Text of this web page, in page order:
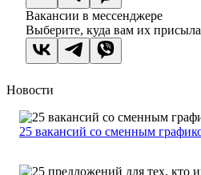
Вакансии в мессенджере
Выберите, куда вам их
Новости
25 вакансий со сменным